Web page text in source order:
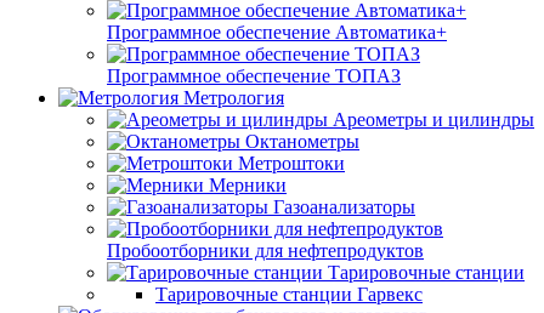
Программное обеспечение Автоматика+
Программное обеспечение ТОПАЗ
Метрология
Ареометры и цилиндры
Октанометры
Метроштоки
Мерники
Газоанализаторы
Пробоотборники для нефтепродуктов
Тарировочные станции
Тарировочные станции Гарвекс